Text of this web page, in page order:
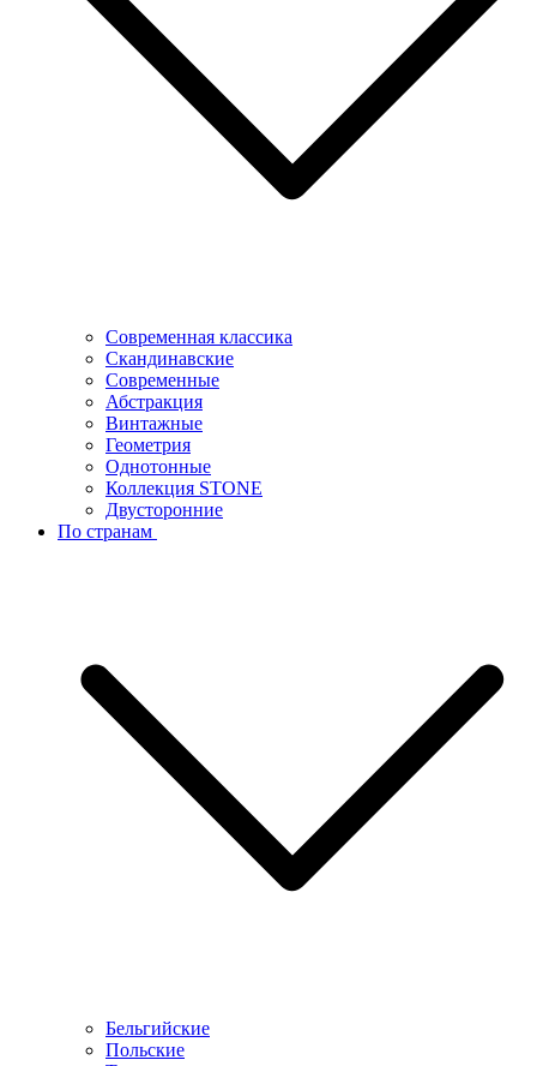
Современная классика
Скандинавские
Современные
Абстракция
Винтажные
Геометрия
Однотонные
Коллекция STONE
Двусторонние
По странам
Бельгийские
Польские